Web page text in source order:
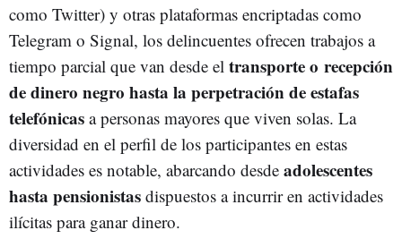
como Twitter) y otras plataformas encriptadas como
Telegram o Signal, los delincuentes ofrecen trabajos a
tiempo parcial que van desde el transporte o recepción
de dinero negro hasta la perpetración de estafas
telefónicas a personas mayores que viven solas. La
diversidad en el perfil de los participantes en estas
actividades es notable, abarcando desde adolescentes
hasta pensionistas dispuestos a incurrir en actividades
ilícitas para ganar dinero.